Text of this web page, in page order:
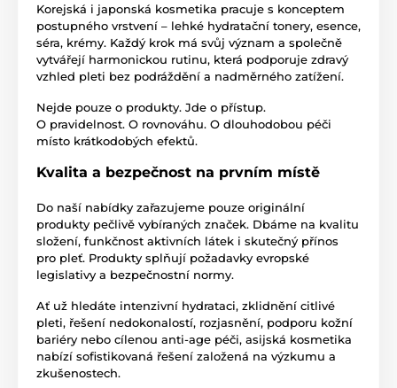
Korejská i japonská kosmetika pracuje s konceptem
postupného vrstvení – lehké hydratační tonery, esence,
séra, krémy. Každý krok má svůj význam a společně
vytvářejí harmonickou rutinu, která podporuje zdravý
vzhled pleti bez podráždění a nadměrného zatížení.
Nejde pouze o produkty. Jde o přístup.
O pravidelnost. O rovnováhu. O dlouhodobou péči
místo krátkodobých efektů.
Kvalita a bezpečnost na prvním místě
Do naší nabídky zařazujeme pouze originální
produkty pečlivě vybíraných značek. Dbáme na kvalitu
složení, funkčnost aktivních látek i skutečný přínos
pro pleť. Produkty splňují požadavky evropské
legislativy a bezpečnostní normy.
Ať už hledáte intenzivní hydrataci, zklidnění citlivé
pleti, řešení nedokonalostí, rozjasnění, podporu kožní
bariéry nebo cílenou anti-age péči, asijská kosmetika
nabízí sofistikovaná řešení založená na výzkumu a
zkušenostech.